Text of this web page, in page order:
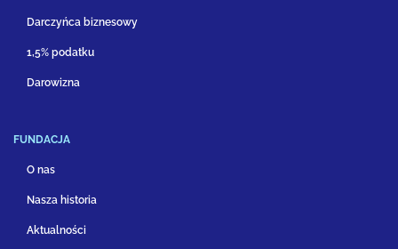
Darczyńca biznesowy
1,5% podatku
Darowizna
FUNDACJA
O nas
Nasza historia
Aktualności